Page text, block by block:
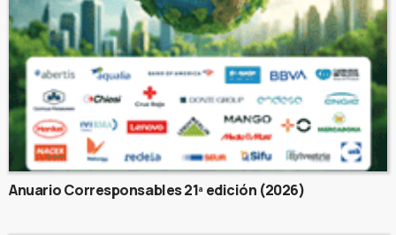
Anuario Corresponsables 21ª edición (2026)